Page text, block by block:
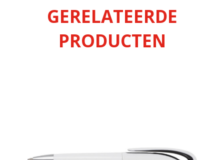
GERELATEERDE
PRODUCTEN